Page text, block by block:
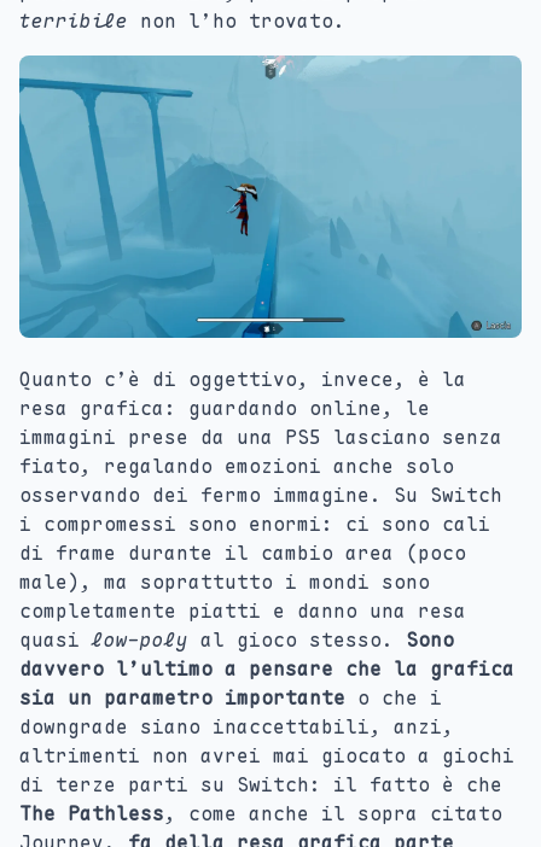
terribile non l’ho trovato.
Quanto c’è di oggettivo, invece, è la
resa grafica: guardando online, le
immagini prese da una PS5 lasciano senza
fiato, regalando emozioni anche solo
osservando dei fermo immagine. Su Switch
i compromessi sono enormi: ci sono cali
di frame durante il cambio area (poco
male), ma soprattutto i mondi sono
completamente piatti e danno una resa
quasilow-poly al gioco stesso. Sono
davvero l’ultimo a pensare che la grafica
sia un parametro importante o che i
downgrade siano inaccettabili, anzi,
altrimenti non avrei mai giocato a giochi
di terze parti su Switch: il fatto è che
The Pathless, come anche il sopra citato